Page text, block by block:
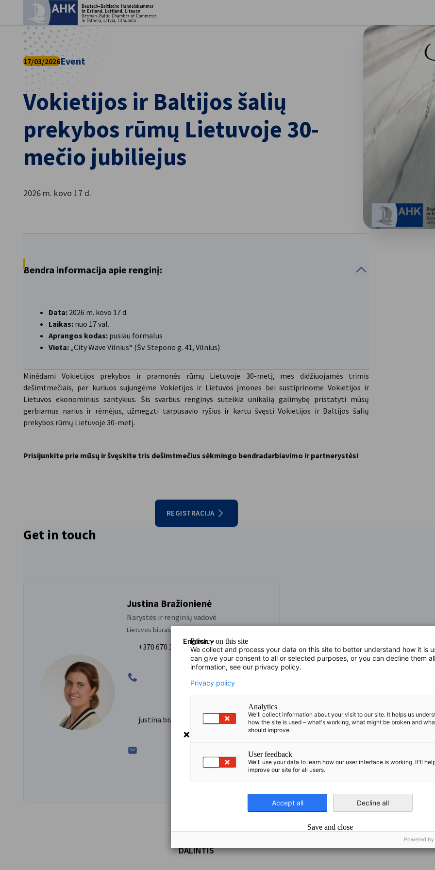
Lithuanian
Vokietijos ir Baltijos šalių
prekybos rūmų Lietuvoje 30-
mečio jubiliejus
17/03/2026Event
2026 m. kovo 17 d.
Bendra informacija apie renginį:
Data: 2026 m. kovo 17 d.
Laikas: nuo 17 val.
Aprangos kodas: pusiau formalus
Vieta: „City Wave Vilnius“ (Šv. Stepono g. 41, Vilnius)
Minėdami Vokietijos prekybos ir pramonės rūmų Lietuvoje 30-metį, mes didžiuojamės trimis
dešimtmečiais, per kuriuos sujungėme Vokietijos ir Lietuvos įmones bei sustiprinome Vokietijos ir
Lietuvos ekonominius santykius. Šis svarbus renginys suteikia unikalią galimybę pristatyti mūsų
gerbiamus narius ir rėmėjus, užmegzti tarpusavio ryšius ir kartu švęsti Vokietijos ir Baltijos šalių
prekybos rūmų Lietuvoje 30-metį.
Prisijunkite prie mūsų ir švęskite tris dešimtmečius sėkmingo bendradarbiavimo ir partnerystės!
REGISTRACIJA
Get in touch
Justina Bražionienė
Narystės ir renginių vadovė
Lietuvos biuras
+370 670 19603
justina.brazioniene@ahk-balt.org
DALINTIS
English
Privacy on this site
We collect and process your data on this site to better understand how it is
can give your consent to all or selected purposes, or you can decline them
information, see our privacy policy.
Privacy policy
Analytics
We'll collect information about your visit to our site. It helps us
how the site is used – what's working, what might be broken and
should improve.
User feedback
We'll use your data to learn how our user interface is working. It'll
improve our site for all users.
Accept all Decline all
Save and close
Powered by